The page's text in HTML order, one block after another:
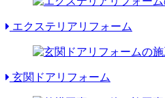
エクステリアリフォーム
玄関ドアリフォーム